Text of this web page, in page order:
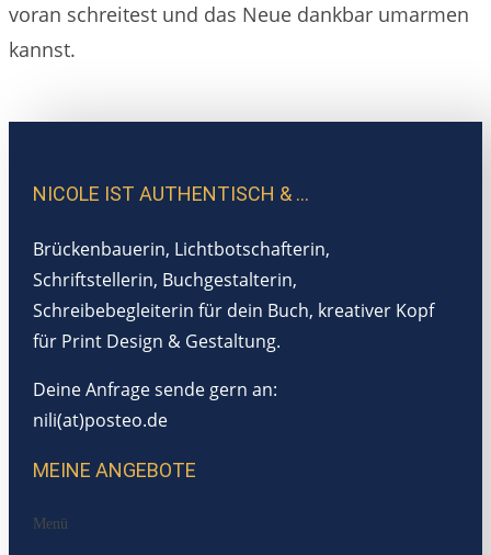
voran schreitest und das Neue dankbar umarmen
kannst.
NICOLE IST AUTHENTISCH & ...
Brückenbauerin, Lichtbotschafterin,
Schriftstellerin, Buchgestalterin,
Schreibebegleiterin für dein Buch, kreativer Kopf
für Print Design & Gestaltung.
Deine Anfrage sende gern an:
nili(at)posteo.de
MEINE ANGEBOTE
Menü